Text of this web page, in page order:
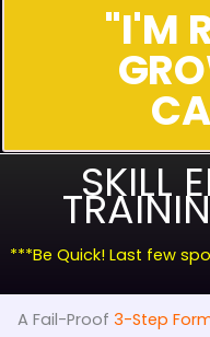
"I'M
SKILL
***Be Quick! Last few
A Fail-Proof 3-Step